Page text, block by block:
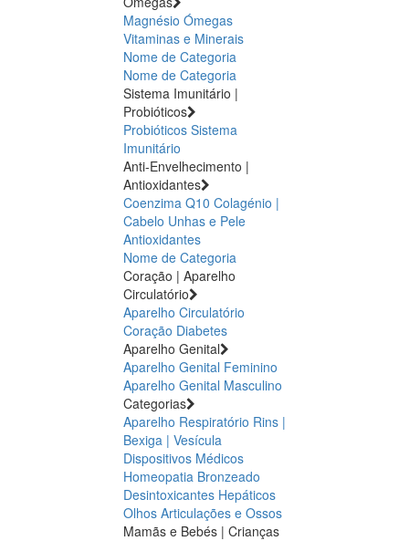
Magnésio Ómegas
Vitaminas e Minerais
Nome de Categoria
Nome de Categoria
Sistema Imunitário |
Probióticos
Probióticos Sistema
Imunitário
Anti-Envelhecimento |
Antioxidantes
Coenzima Q10 Colagénio |
Cabelo Unhas e Pele
Antioxidantes
Nome de Categoria
Coração | Aparelho
Circulatório
Aparelho Circulatório
Coração Diabetes
Aparelho Genital
Aparelho Genital Feminino
Aparelho Genital Masculino
Categorias
Aparelho Respiratório Rins |
Bexiga | Vesícula
Dispositivos Médicos
Homeopatia Bronzeado
Desintoxicantes Hepáticos
Olhos Articulações e Ossos
Mamãs e Bebés | Crianças